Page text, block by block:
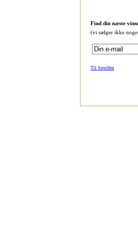
Find din næste
(vi sælger ikke
Til forsiden